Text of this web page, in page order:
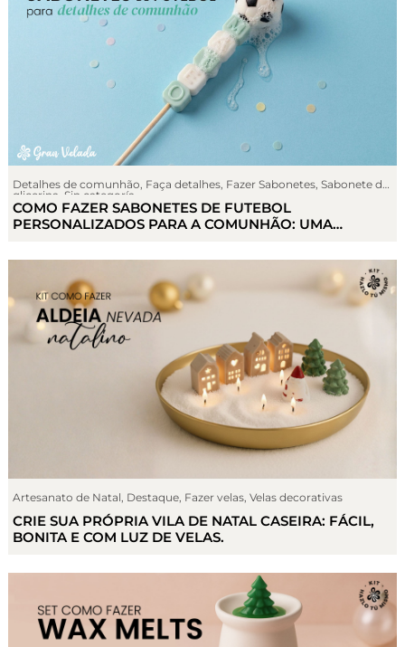
Detalhes de comunhão, Faça detalhes, Fazer Sabonetes, Sabonete de
glicerina Sin categoría
COMO FAZER SABONETES DE FUTEBOL
PERSONALIZADOS PARA A COMUNHÃO: UMA
Artesanato de Natal, Destaque, Fazer velas, Velas decorativas
CRIE SUA PRÓPRIA VILA DE NATAL CASEIRA: FÁCIL,
BONITA E COM LUZ DE VELAS.